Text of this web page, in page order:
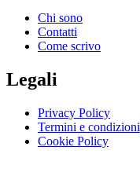
Chi sono
Contatti
Come scrivo
Legali
Privacy Policy
Termini e condizioni
Cookie Policy